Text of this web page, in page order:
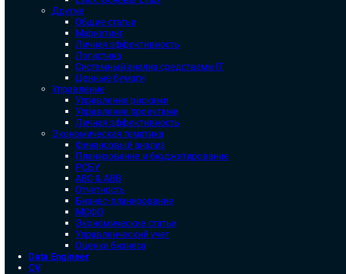
Другие
Общие статьи
Маркетинг
Личная эффективность
Логистика
Системный анализ средствами IT
Ценные бумаги
Управление
Управление рисками
Управление проектами
Личная эффективность
Экономическая тематика
Финансовый анализ
Планирование и бюджетирование
РСБУ
ABC & ABB
Отчетность
Бизнес-планирование
МСФО
Экономические статьи
Управленческий учет
Оценка бизнеса
Data Engineer
CV